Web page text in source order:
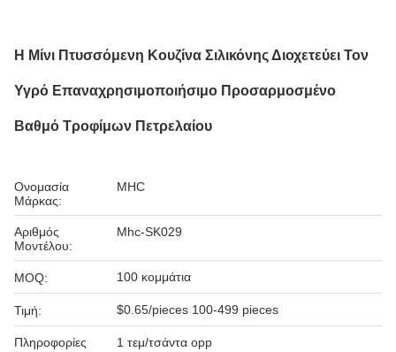
Η Μίνι Πτυσσόμενη Κουζίνα Σιλικόνης Διοχετεύει Τον
Υγρό Επαναχρησιμοποιήσιμο Προσαρμοσμένο
Βαθμό Τροφίμων Πετρελαίου
Ονομασία
Μάρκας:
MHC
Αριθμός
Μοντέλου:
Mhc-SK029
MOQ: 100 κομμάτια
Τιμή: $0.65/pieces 100-499 pieces
Πληροφορίες
1 τεμ/τσάντα opp